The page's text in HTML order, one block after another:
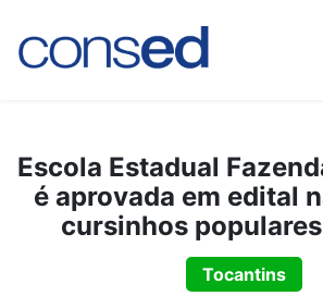
Escola Estadual
é aprovada em edital
cursinhos
Tocantins